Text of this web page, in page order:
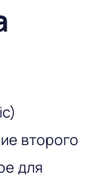
второго
для